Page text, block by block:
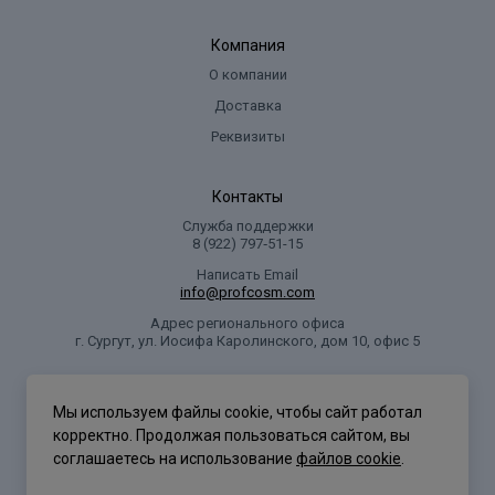
Компания
О компании
Доставка
Реквизиты
Контакты
Служба поддержки
8 (922) 797‑51-15
Написать Email
info@profcosm.com
Адрес регионального офиса
г. Сургут, ул. Иосифа Каролинского, дом 10, офис 5
Мы используем файлы cookie, чтобы сайт работал
корректно. Продолжая пользоваться сайтом, вы
соглашаетесь на использование файлов cookie